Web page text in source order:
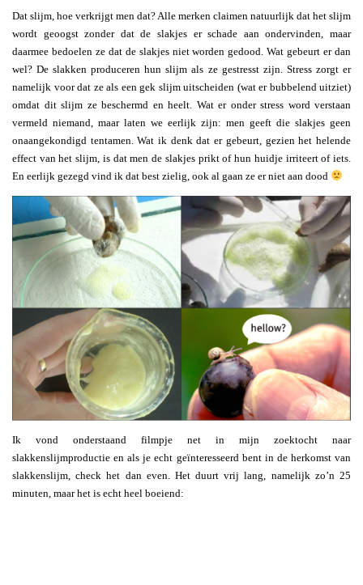
Dat slijm, hoe verkrijgt men dat? Alle merken claimen natuurlijk dat het slijm
wordt geoogst zonder dat de slakjes er schade aan ondervinden, maar
daarmee bedoelen ze dat de slakjes niet worden gedood. Wat gebeurt er dan
wel? De slakken produceren hun slijm als ze gestresst zijn. Stress zorgt er
namelijk voor dat ze als een gek slijm uitscheiden (wat er bubbelend uitziet)
omdat dit slijm ze beschermd en heelt. Wat er onder stress word verstaan
vermeld niemand, maar laten we eerlijk zijn: men geeft die slakjes geen
onaangekondigd tentamen. Wat ik denk dat er gebeurt, gezien het helende
effect van het slijm, is dat men de slakjes prikt of hun huidje irriteert of iets.
En eerlijk gezegd vind ik dat best zielig, ook al gaan ze er niet aan dood
Ik vond onderstaand filmpje net in mijn zoektocht naar
slakkenslijmproductie en als je echt geïnteresseerd bent in de herkomst van
slakkenslijm, check het dan even. Het duurt vrij lang, namelijk zo’n 25
minuten, maar het is echt heel boeiend: